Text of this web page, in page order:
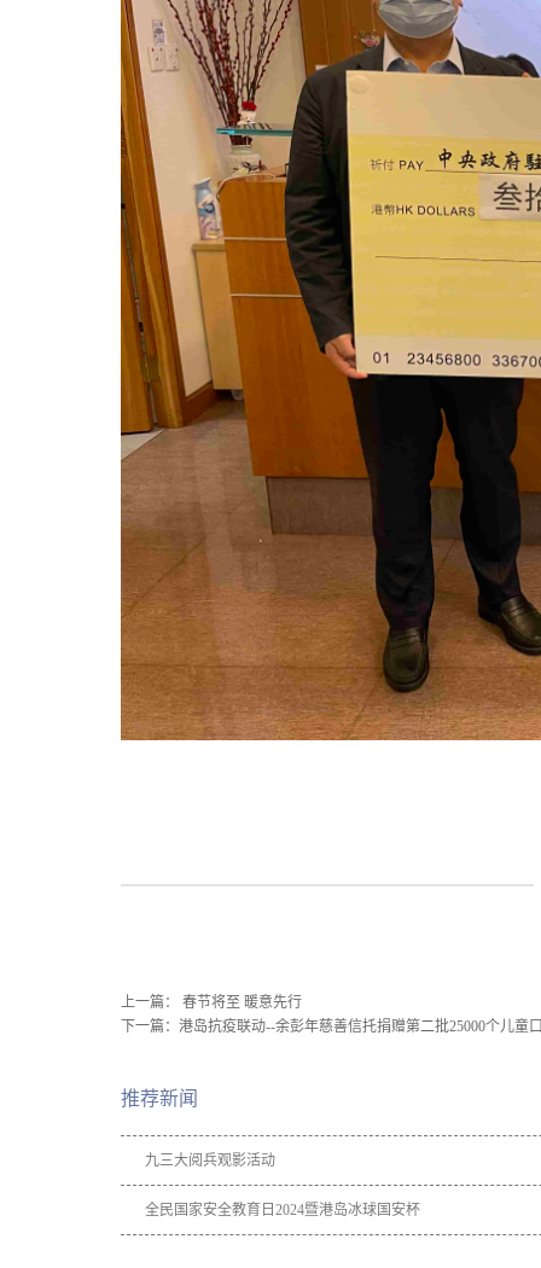
上一篇：
春节将至 暖意先行
下一篇： 港岛抗疫联动--余彭年慈善信托捐赠第二批25000个儿童
推荐新闻
九三大阅兵观影活动
全民国家安全教育日2024暨港岛冰球国安杯